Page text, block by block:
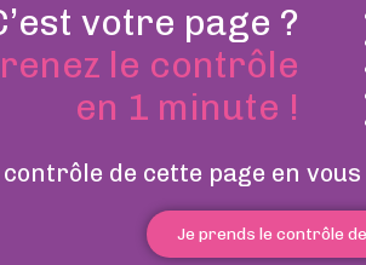
votre page ?
le contrôle
en 1 minute !
contrôle de cette page en
Je prends le contrôle